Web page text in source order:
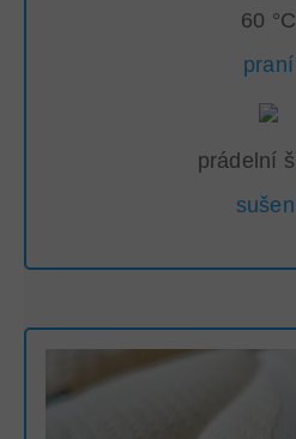
60 °C
praní
prádelní